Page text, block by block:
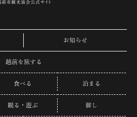
お知らせ
越前を旅する
食べる 泊まる
観る・遊ぶ 催し